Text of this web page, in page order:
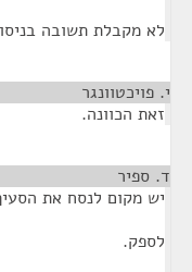
לא מקבלת תשובה
י. פויכטוונגר
זאת הכוונה.
ד. ספיר
יש מקום לנסח את
לספק.